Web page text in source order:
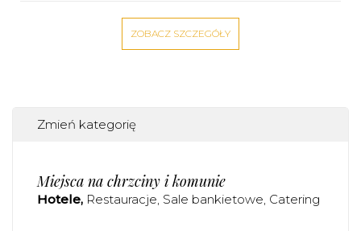
ZOBACZ SZCZEGÓŁY
Zmień kategorię
Miejsca na chrzciny i komunie
Hotele Restauracje Sale bankietowe Catering